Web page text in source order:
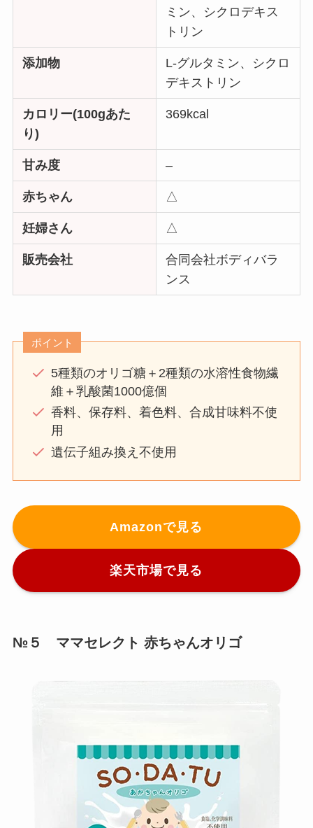
ミン、シクロデキス
トリン
添加物
L-グルタミン、シクロ
デキストリン
カロリー(100gあた
り)
369kcal
甘み度 –
赤ちゃん △
妊婦さん △
販売会社
合同会社ボディバラ
ンス
ポイント
5種類のオリゴ糖＋2種類の水溶性食物繊
維＋乳酸菌1000億個
香料、保存料、着色料、合成甘味料不使
用
遺伝子組み換え不使用
Amazonで見る
楽天市場で見る
№５ ママセレクト 赤ちゃんオリゴ